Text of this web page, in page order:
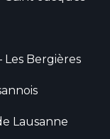
Bergières
Lausanne